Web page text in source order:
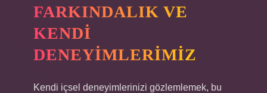
FARKINDALIK VE
KENDI
DENEYIMLERIMIZ
Kendi içsel deneyimlerinizi gözlemlemek, bu